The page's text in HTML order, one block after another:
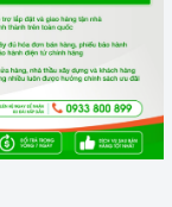
và sử dụng